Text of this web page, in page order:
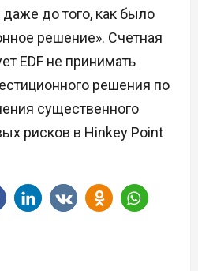
до того, как было
решение». Счетная
EDF не принимать
решения по
существенного
рисков в Hinkey Point